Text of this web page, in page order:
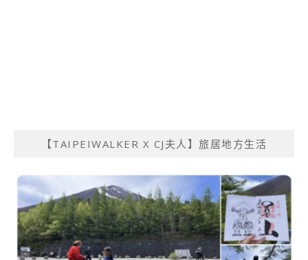
【TAIPEIWALKER X CJ夫人】旅居地方生活